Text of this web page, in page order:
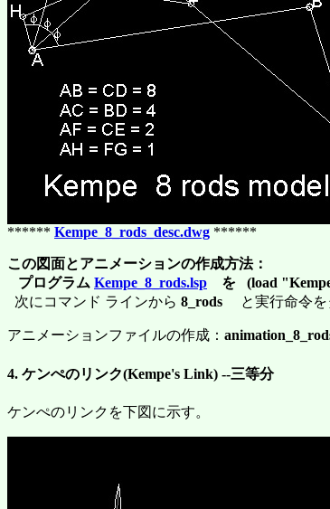
****** Kempe_8_rods_desc.dwg ******
この図面とアニメーションの作成方法：
プログラム Kempe_8_rods.lsp を (load
次にコマンド ラインから 8_rods と実行命令を
アニメーションファイルの作成：
4. ケンぺのリンク(Kempe's Link) --三等分
ケンぺのリンクを下図に示す。